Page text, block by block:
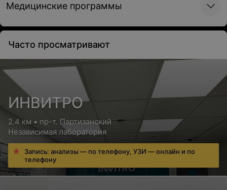
Медицинские программы
Часто просматривают
ИНВИТРО
2.4 км • пр-т. Партизанский
Независимая лаборатория
Запись: анализы — по телефону, УЗИ — онлайн и по
телефону